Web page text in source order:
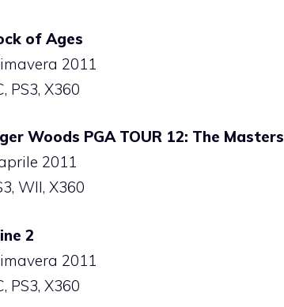
of Ages
2011
PS3, X360
Woods PGA TOUR 12: The Masters
2011
WII, X360
2
2011
PS3, X360